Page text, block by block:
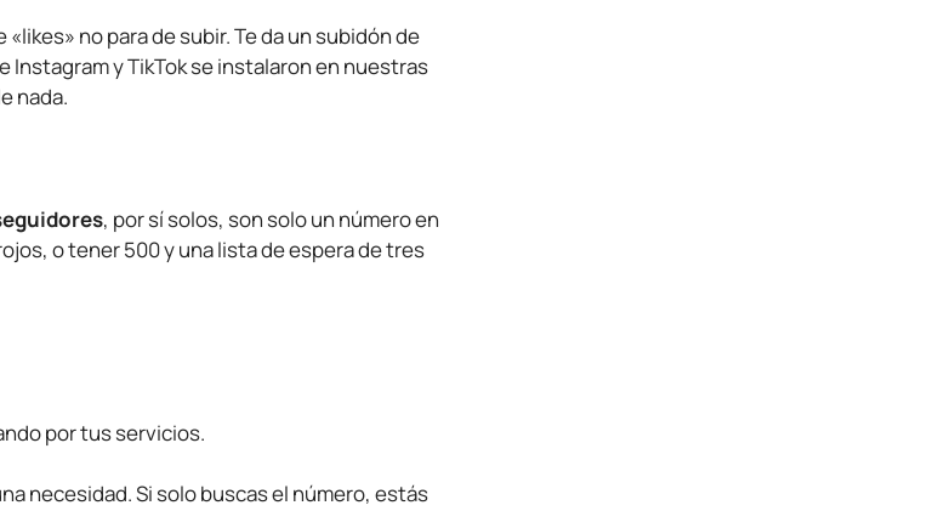
no para de subir. Te da un subidón de
Instagram y TikTok se instalaron en nuestras
nada.
, por sí solos, son solo un número en
o tener 500 y una lista de espera de tres
por tus servicios.
necesidad. Si solo buscas el número, estás